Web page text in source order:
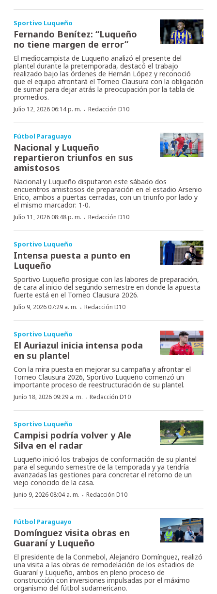
Sportivo Luqueño
Fernando Benítez: “Luqueño
no tiene margen de error”
El mediocampista de Luqueño analizó el presente del
plantel durante la pretemporada, destacó el trabajo
realizado bajo las órdenes de Hernán López y reconoció
que el equipo afrontará el Torneo Clausura con la obligación
de sumar para dejar atrás la preocupación por la tabla de
promedios.
Julio 12, 2026 06:14 p. m. · Redacción D10
Fútbol Paraguayo
Nacional y Luqueño
repartieron triunfos en sus
amistosos
Nacional y Luqueño disputaron este sábado dos
encuentros amistosos de preparación en el estadio Arsenio
Erico, ambos a puertas cerradas, con un triunfo por lado y
el mismo marcador: 1-0.
Julio 11, 2026 08:48 p. m. · Redacción D10
Sportivo Luqueño
Intensa puesta a punto en
Luqueño
Sportivo Luqueño prosigue con las labores de preparación,
de cara al inicio del segundo semestre en donde la apuesta
fuerte está en el Torneo Clausura 2026.
Julio 9, 2026 07:29 a. m. · Redacción D10
Sportivo Luqueño
El Auriazul inicia intensa poda
en su plantel
Con la mira puesta en mejorar su campaña y afrontar el
Torneo Clausura 2026, Sportivo Luqueño comenzó un
importante proceso de reestructuración de su plantel.
Junio 18, 2026 09:29 a. m. · Redacción D10
Sportivo Luqueño
Campisi podría volver y Ale
Silva en el radar
Luqueño inició los trabajos de conformación de su plantel
para el segundo semestre de la temporada y ya tendría
avanzadas las gestiones para concretar el retorno de un
viejo conocido de la casa.
Junio 9, 2026 08:04 a. m. · Redacción D10
Fútbol Paraguayo
Domínguez visita obras en
Guaraní y Luqueño
El presidente de la Conmebol, Alejandro Domínguez, realizó
una visita a las obras de remodelación de los estadios de
Guaraní y Luqueño, ambos en pleno proceso de
construcción con inversiones impulsadas por el máximo
organismo del fútbol sudamericano.